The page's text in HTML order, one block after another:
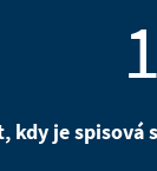
kdy je spisová